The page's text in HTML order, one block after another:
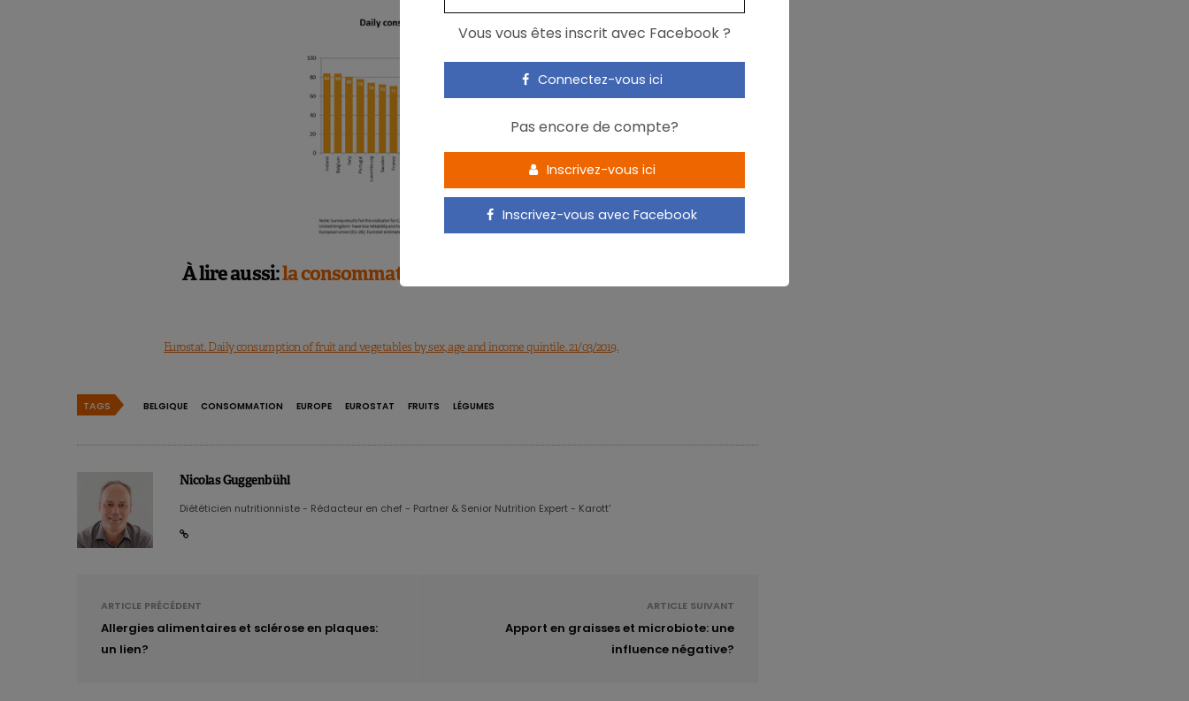
À lire aussi:la consommation de fruits et légumes chute en France
Eurostat. Daily consumption of fruit and vegetables by sex, age and income quintile. 21/03/2019.
TAGS BELGIQUE CONSOMMATION EUROPE EUROSTAT FRUITS LÉGUMES
Nicolas Guggenbühl
Diététicien nutritionniste - Rédacteur en chef - Partner & Senior Nutrition Expert - Karott'
ARTICLE PRÉCÉDENT
Allergies alimentaires et sclérose en plaques:
un lien?
ARTICLE SUIVANT
Apport en graisses et microbiote: une
influence négative?
Vous vous êtes inscrit avec Facebook ?
Connectez-vous ici
Pas encore de compte?
Inscrivez-vous ici
Inscrivez-vous avec Facebook